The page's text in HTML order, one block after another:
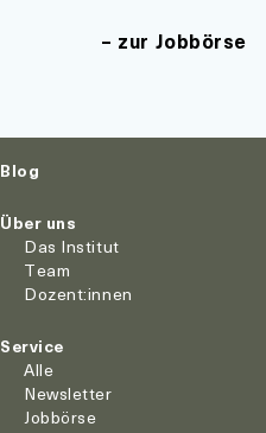
zur Jobbörse
Blog
Über uns
Das Institut
Team
Dozent:innen
Service
Alle
Newsletter
Jobbörse